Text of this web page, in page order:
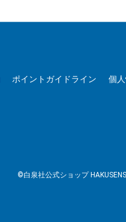
ポイントガイドライン 個
©白泉社公式ショップ